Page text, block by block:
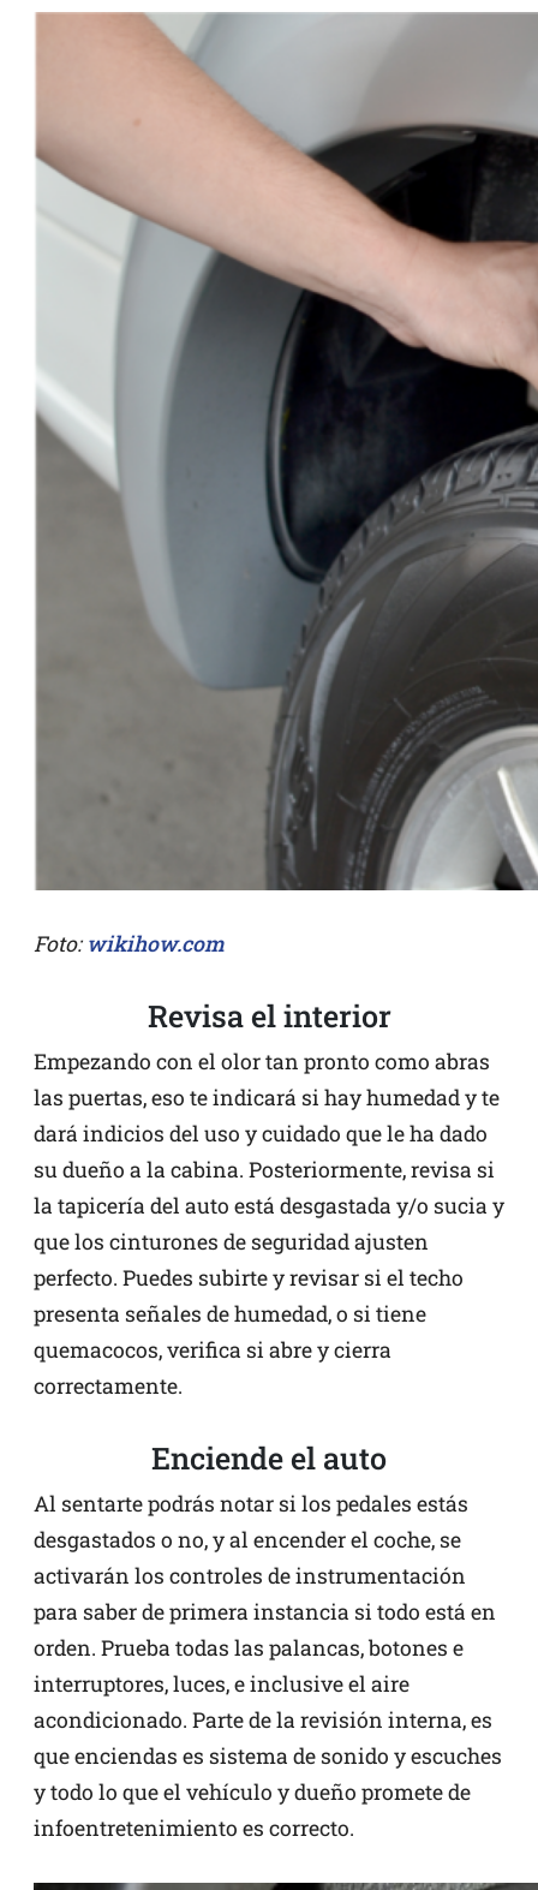
Foto: wikihow.com
Revisa el interior
Empezando con el olor tan pronto como abras
las puertas, eso te indicará si hay humedad y te
dará indicios del uso y cuidado que le ha dado
su dueño a la cabina. Posteriormente, revisa si
la tapicería del auto está desgastada y/o sucia y
que los cinturones de seguridad ajusten
perfecto. Puedes subirte y revisar si el techo
presenta señales de humedad, o si tiene
quemacocos, verifica si abre y cierra
correctamente.
Enciende el auto
Al sentarte podrás notar si los pedales estás
desgastados o no, y al encender el coche, se
activarán los controles de instrumentación
para saber de primera instancia si todo está en
orden. Prueba todas las palancas, botones e
interruptores, luces, e inclusive el aire
acondicionado. Parte de la revisión interna, es
que enciendas es sistema de sonido y escuches
y todo lo que el vehículo y dueño promete de
infoentretenimiento es correcto.